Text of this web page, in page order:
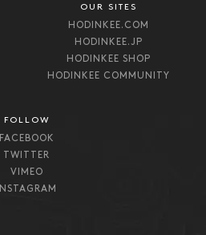
OUR SITES
HODINKEE.COM
HODINKEE.JP
HODINKEE SHOP
HODINKEE COMMUNITY
FOLLOW
FACEBOOK
TWITTER
VIMEO
INSTAGRAM